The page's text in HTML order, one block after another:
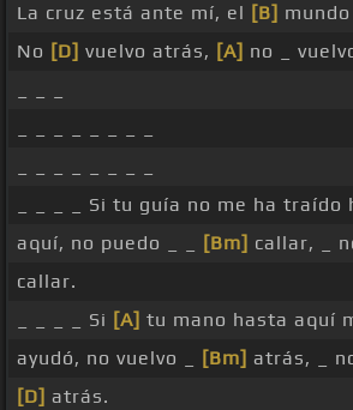
La cruz está ante mí, el [B]
No [D] vuelvo atrás, [A] no _
_ _ _ _ Si tu guía no me ha traído
aquí, no puedo _ _
[Bm] callar, _
callar.
_ _ _ _ Si [A] tu mano hasta aquí
ayudó, no vuelvo _
[Bm] atrás, _
[D] atrás.